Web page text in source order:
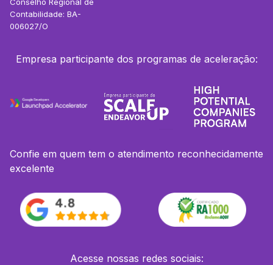
Contabilidade: BA-
006027/O
Empresa participante dos programas de aceleração:
Confie em quem tem o atendimento reconhecidamente
excelente
Acesse nossas redes sociais: